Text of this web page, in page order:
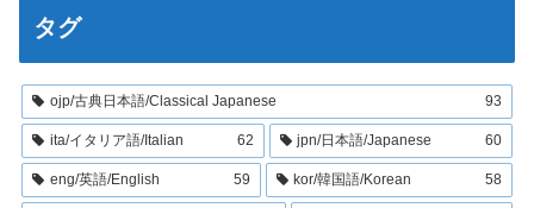
タグ
ojp/古典日本語/Classical Japanese 93
ita/イタリア語/Italian 62 jpn/日本語/Japanese 60
eng/英語/English 59 kor/韓国語/Korean 58